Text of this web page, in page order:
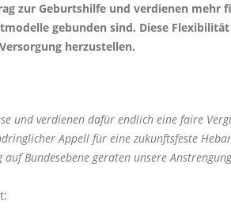
zur Geburtshilfe und verdienen
gebunden sind. Diese
herzustellen.
verdienen dafür endlich eine faire
Appell für eine zukunftsfeste
Bundesebene geraten unsere